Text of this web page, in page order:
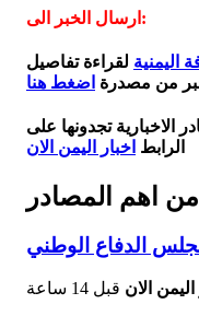
ارسال الخبر الى:
اليمنية لقراءة تفاصيل
من مصدرة اضغط هنا
الاخبارية تجدونها على
الرابط اخبار اليمن الان
من اهم المصادر
الدفاع الوطني
اليمن الان قبل 14 ساعة